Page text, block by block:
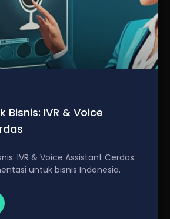
Bisnis: IVR & Voice
IVR & Voice Assistant Cerdas.
untuk bisnis Indonesia.